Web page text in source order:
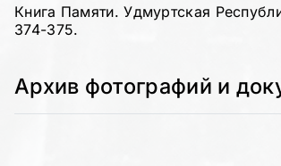
Книга Памяти. Удмуртская
374-375.
Архив фотографий и